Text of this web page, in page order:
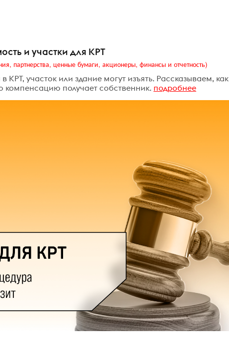
и участки для КРТ
партнерства, ценные бумаги, акционеры, финансы и отчетность)
участок или здание могут изъять. Рассказываем, как
компенсацию получает собственник. подробнее